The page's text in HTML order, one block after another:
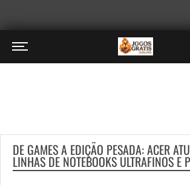
DE GAMES A EDIÇÃO PESADA: ACER
LINHAS DE NOTEBOOKS ULTRAFINOS E